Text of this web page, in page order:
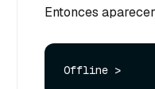
Entonces